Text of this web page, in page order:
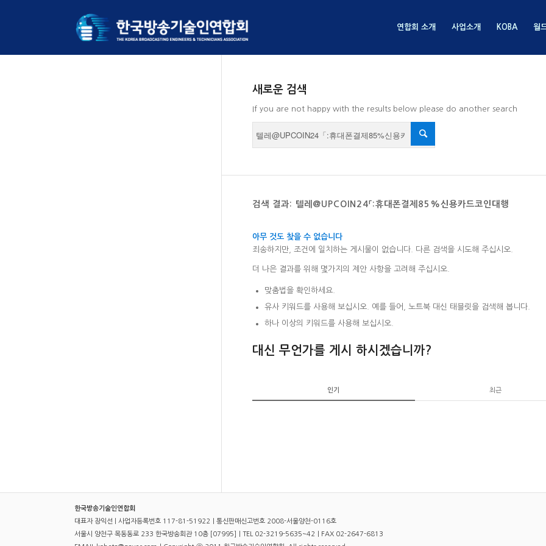
연합회 소개 사업소개 KOBA 월
새로운 검색
If you are not happy with the results below please do another search
검색 결과: 텔레@UPCOIN24「:휴대폰결제85%신용카드코인대행
아무 것도 찾을 수 없습니다
죄송하지만, 조건에 일치하는 게시물이 없습니다. 다른 검색을 시도해 주십시오.
더 나은 결과를 위해 몇가지의 제안 사항을 고려해 주십시오.
맞춤법을 확인하세요.
유사 키워드를 사용해 보십시오. 예를 들어, 노트북 대신 태블릿을 검색해 봅니다.
하나 이상의 키워드를 사용해 보십시오.
대신 무언가를 게시 하시겠습니까?
인기 최근
한국방송기술인연합회
대표자 장익선 | 사업자등록번호 117-81-51922｜통신판매신고번호 2008-서울양천-0116호
서울시 양천구 목동동로 233 한국방송회관 10층 [07995]｜TEL 02-3219-5635~42｜FAX 02-2647-6813